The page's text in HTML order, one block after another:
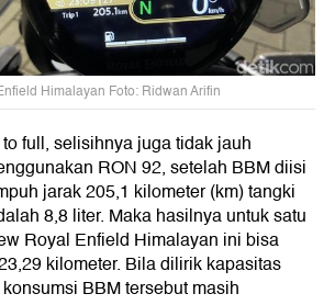
Himalayan Foto: Ridwan Arifin
full, selisihnya juga tidak jauh
RON 92, setelah BBM diisi
jarak 205,1 kilometer (km) tangki
8,8 liter. Maka hasilnya untuk satu
Royal Enfield Himalayan ini bisa
kilometer. Bila dilirik kapasitas
BBM tersebut masih